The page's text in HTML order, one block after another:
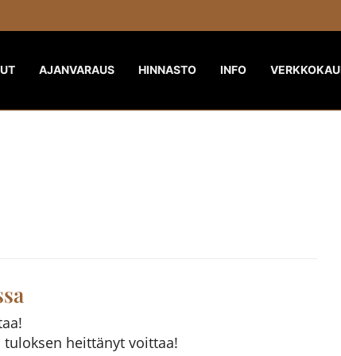
AJANVARAUS HINNASTO INFO
heittänyt voittaa!